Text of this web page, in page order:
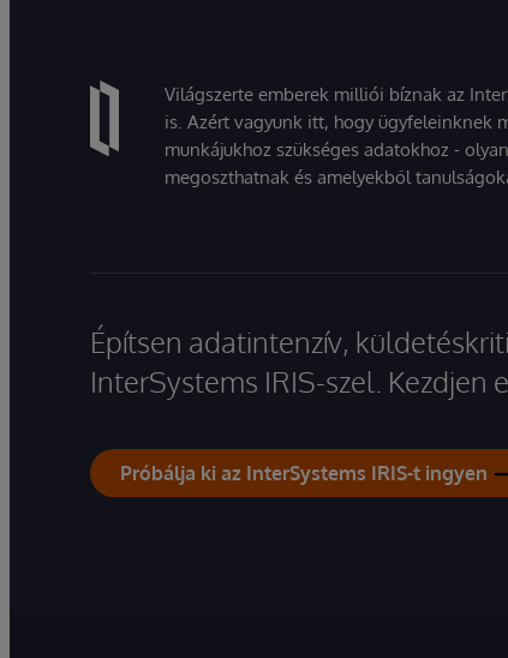
Világszerte emberek milliói bíznak az
is. Azért vagyunk itt, hogy ügyfeleinknek
munkájukhoz szükséges adatokhoz -
megoszthatnak és amelyekből
Építsen adatintenzív,
InterSystems IRIS-szel. Kezdjen
Próbálja ki az InterSystems IRIS-t ingyen